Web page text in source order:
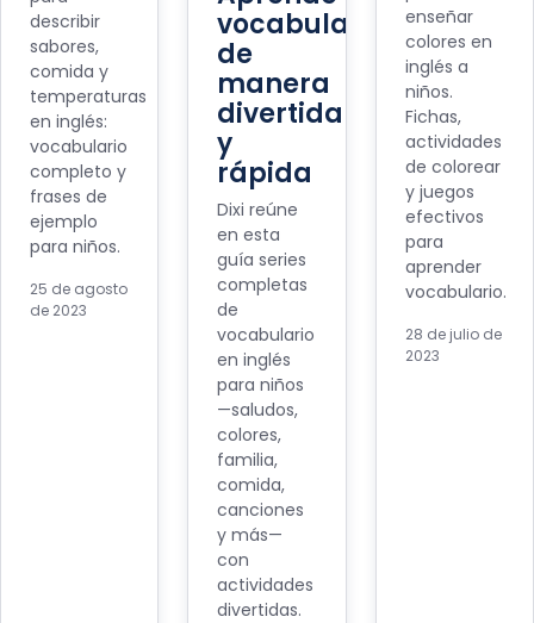
describir
sabores,
comida y
temperaturas
en inglés:
vocabulario
completo y
frases de
ejemplo
para niños.
25 de agosto
de 2023
vocabulario
de
manera
divertida
y
rápida
Dixi reúne
en esta
guía series
completas
de
vocabulario
en inglés
para niños
—saludos,
colores,
familia,
comida,
canciones
y más—
con
actividades
divertidas.
enseñar
colores en
inglés a
niños.
Fichas,
actividades
de colorear
y juegos
efectivos
para
aprender
vocabulario.
28 de julio de
2023